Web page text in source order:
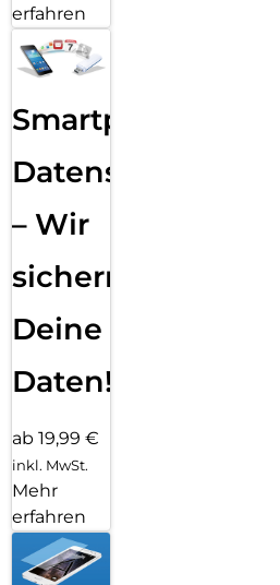
erfahren
Smartphone
Datensicherung
– Wir
sichern
Deine
Daten!
ab 19,99 €
inkl. MwSt.
Mehr
erfahren